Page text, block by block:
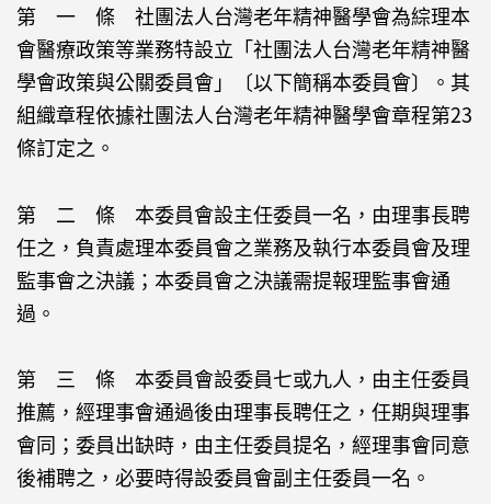
第 一 條 社團法人台灣老年精神醫學會為綜理本
會醫療政策等業務特設立「社團法人台灣老年精神醫
學會政策與公關委員會」〔以下簡稱本委員會〕。其
組織章程依據社團法人台灣老年精神醫學會章程第23
條訂定之。
第 二 條 本委員會設主任委員一名，由理事長聘
任之，負責處理本委員會之業務及執行本委員會及理
監事會之決議；本委員會之決議需提報理監事會通
過。
第 三 條 本委員會設委員七或九人，由主任委員
推薦，經理事會通過後由理事長聘任之，任期與理事
會同；委員出缺時，由主任委員提名，經理事會同意
後補聘之，必要時得設委員會副主任委員一名。